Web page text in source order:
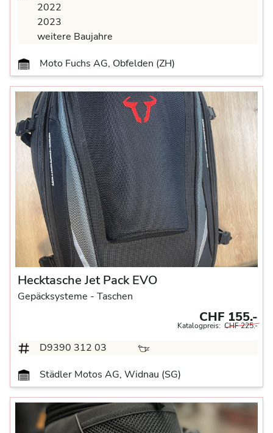
2022
2023
weitere Baujahre
Moto Fuchs AG, Obfelden (ZH)
Hecktasche Jet Pack EVO
Gepäcksysteme - Taschen
CHF 155.-
Katalogpreis: CHF 225.-
D9390 312 03
Städler Motos AG, Widnau (SG)